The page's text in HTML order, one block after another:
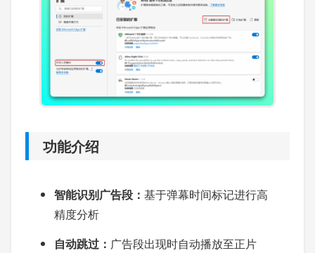
功能介绍
智能识别广告段： 基于弹幕时间标记进行高
精度分析
自动跳过： 广告段出现时自动播放至正片